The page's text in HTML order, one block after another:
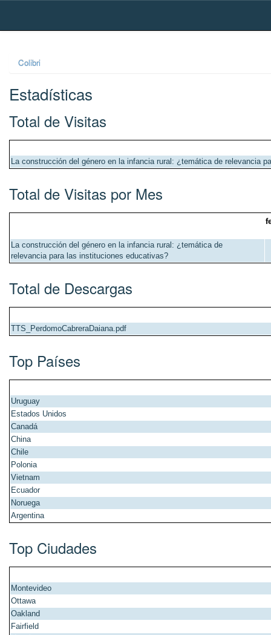
Skip
Colibri
Estadísticas
Total de Visitas
La construcción del género en la infancia rural: ¿temática de relevancia
Total de Visitas por Mes
La construcción del género en la infancia rural: ¿temática de
relevancia para las instituciones educativas?
Total de Descargas
TTS_PerdomoCabreraDaiana.pdf
Top Países
Uruguay
Estados Unidos
Canadá
China
Chile
Polonia
Vietnam
Ecuador
Noruega
Argentina
Top Ciudades
Montevideo
Ottawa
Oakland
Fairfield